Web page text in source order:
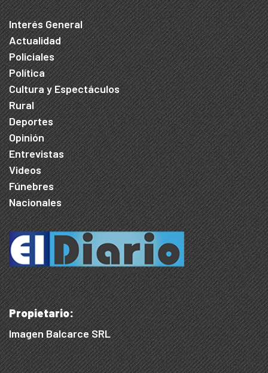
Interés General
Actualidad
Policiales
Política
Cultura y Espectáculos
Rural
Deportes
Opinión
Entrevistas
Videos
Fúnebres
Nacionales
Propietario:
Imagen Balcarce SRL